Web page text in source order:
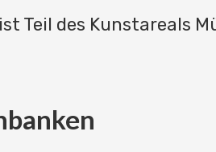
Teil des Kunstareals